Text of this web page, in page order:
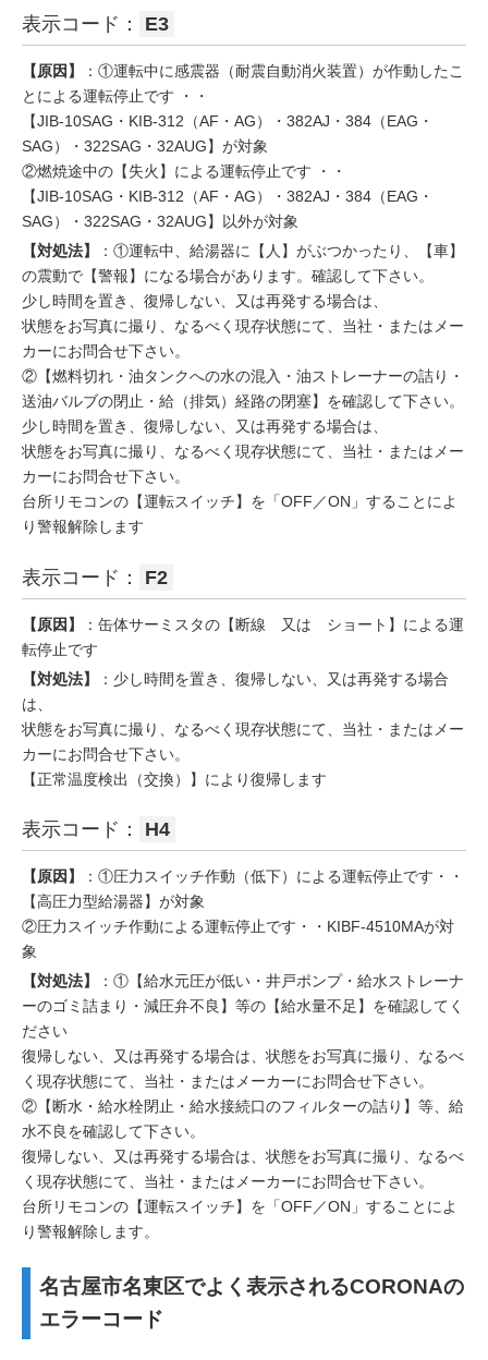
表示コード： E3
【原因】
：①運転中に感震器（耐震自動消火装置）が作動したこ
とによる運転停止です ・・
【JIB-10SAG・KIB-312（AF・AG）・382AJ・384（EAG・
SAG）・322SAG・32AUG】が対象
②燃焼途中の【失火】による運転停止です ・・
【JIB-10SAG・KIB-312（AF・AG）・382AJ・384（EAG・
SAG）・322SAG・32AUG】以外が対象
【対処法】
：①運転中、給湯器に【人】がぶつかったり、【車】
の震動で【警報】になる場合があります。確認して下さい。
少し時間を置き、復帰しない、又は再発する場合は、
状態をお写真に撮り、なるべく現存状態にて、当社・またはメー
カーにお問合せ下さい。
②【燃料切れ・油タンクへの水の混入・油ストレーナーの詰り・
送油バルブの閉止・給（排気）経路の閉塞】を確認して下さい。
少し時間を置き、復帰しない、又は再発する場合は、
状態をお写真に撮り、なるべく現存状態にて、当社・またはメー
カーにお問合せ下さい。
台所リモコンの【運転スイッチ】を「OFF／ON」することによ
り警報解除します
表示コード： F2
【原因】
：缶体サーミスタの【断線 又は ショート】による運
転停止です
【対処法】
：少し時間を置き、復帰しない、又は再発する場合
は、
状態をお写真に撮り、なるべく現存状態にて、当社・またはメー
カーにお問合せ下さい。
【正常温度検出（交換）】により復帰します
表示コード： H4
【原因】
：①圧力スイッチ作動（低下）による運転停止です・・
【高圧力型給湯器】が対象
②圧力スイッチ作動による運転停止です・・KIBF-4510MAが対
象
【対処法】
：①【給水元圧が低い・井戸ポンプ・給水ストレーナ
ーのゴミ詰まり・減圧弁不良】等の【給水量不足】を確認してく
ださい
復帰しない、又は再発する場合は、状態をお写真に撮り、なるべ
く現存状態にて、当社・またはメーカーにお問合せ下さい。
②【断水・給水栓閉止・給水接続口のフィルターの詰り】等、給
水不良を確認して下さい。
復帰しない、又は再発する場合は、状態をお写真に撮り、なるべ
く現存状態にて、当社・またはメーカーにお問合せ下さい。
台所リモコンの【運転スイッチ】を「OFF／ON」することによ
り警報解除します。
名古屋市名東区でよく表示されるCORONAの
エラーコード